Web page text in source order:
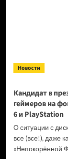
Новости
Кандидат в
геймеров на
6 и PlayStation
О ситуации с
все (все!), даже
«Непокорённой